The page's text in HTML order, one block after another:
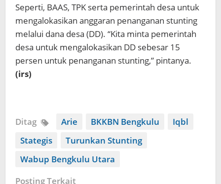
Seperti, BAAS, TPK serta pemerintah desa untuk
mengalokasikan anggaran penanganan stunting
melalui dana desa (DD). “Kita minta pemerintah
desa untuk mengalokasikan DD sebesar 15
persen untuk penanganan stunting,” pintanya.
(irs)
Ditag Arie BKKBN Bengkulu
Iqbl
Stategis
Turunkan Stunting
Wabup Bengkulu Utara
Posting Terkait